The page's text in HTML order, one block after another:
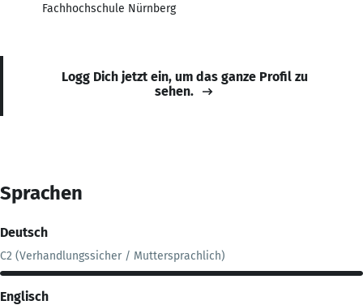
Fachhochschule Nürnberg
Logg Dich jetzt ein, um das ganze Profil zu
sehen.
Sprachen
Deutsch
C2 (Verhandlungssicher / Muttersprachlich)
Englisch